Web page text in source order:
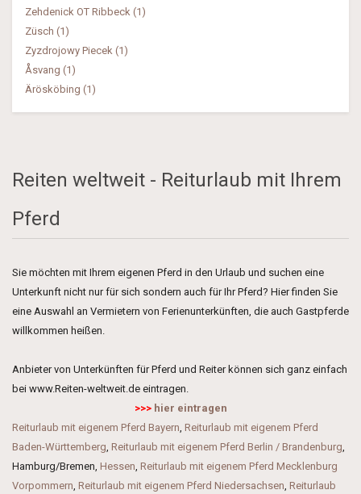
Zehdenick OT Ribbeck (1)
Züsch (1)
Zyzdrojowy Piecek (1)
Åsvang (1)
Ärösköbing (1)
Reiten weltweit - Reiturlaub mit Ihrem
Pferd
Sie möchten mit Ihrem eigenen Pferd in den Urlaub und suchen eine
Unterkunft nicht nur für sich sondern auch für Ihr Pferd? Hier finden Sie
eine Auswahl an Vermietern von Ferienunterkünften, die auch Gastpferde
willkommen heißen.
Anbieter von Unterkünften für Pferd und Reiter können sich ganz einfach
bei www.Reiten-weltweit.de eintragen.
>>> hier eintragen
Reiturlaub mit eigenem Pferd Bayern, Reiturlaub mit eigenem Pferd
Baden-Württemberg, Reiturlaub mit eigenem Pferd Berlin / Brandenburg,
Hamburg/Bremen, Hessen, Reiturlaub mit eigenem Pferd Mecklenburg
Vorpommern, Reiturlaub mit eigenem Pferd Niedersachsen, Reiturlaub